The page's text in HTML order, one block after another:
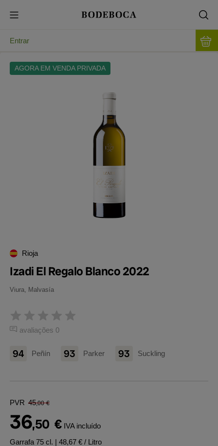
Entrar
AGORA EM VENDA PRIVADA
Rioja
Izadi El Regalo Blanco 2022
Viura, Malvasía
avaliações 0
94 Peñín 93 Parker 93 Suckling
PVR 45,00 €
36,50 € IVA incluído
Garrafa 75 cl. | 48,67 € / Litro